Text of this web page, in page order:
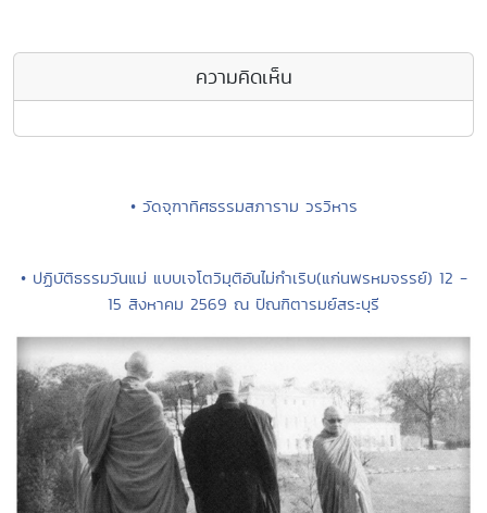
ความคิดเห็น
• วัดจุฑาทิศธรรมสภาราม วรวิหาร
• ปฏิบัติธรรมวันแม่ แบบเจโตวิมุติอันไม่กำเริบ(แก่นพรหมจรรย์) 12 -
15 สิงหาคม 2569 ณ ปัณฑิตารมย์สระบุรี